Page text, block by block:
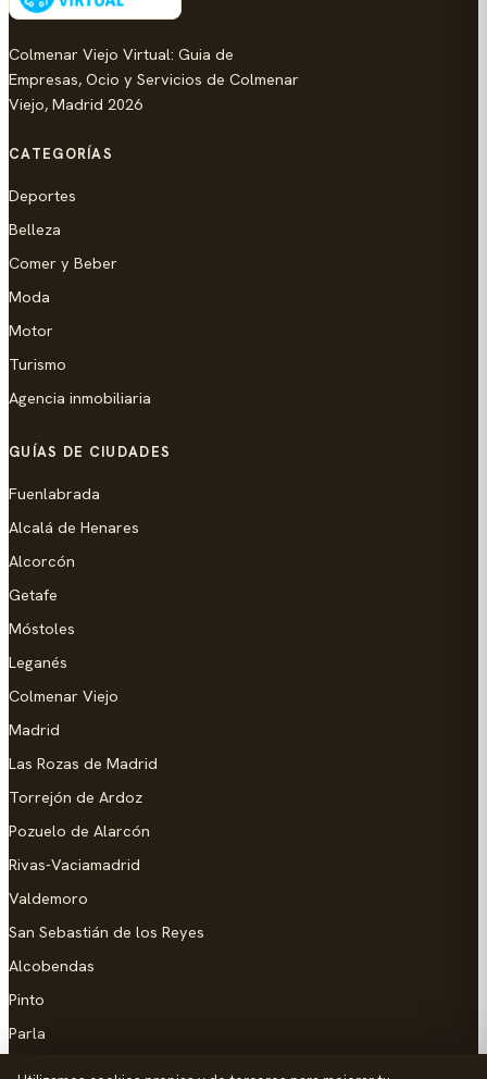
Colmenar Viejo Virtual: Guia de
Empresas, Ocio y Servicios de Colmenar
Viejo, Madrid 2026
CATEGORÍAS
Deportes
Belleza
Comer y Beber
Moda
Motor
Turismo
Agencia inmobiliaria
GUÍAS DE CIUDADES
Fuenlabrada
Alcalá de Henares
Alcorcón
Getafe
Móstoles
Leganés
Colmenar Viejo
Madrid
Las Rozas de Madrid
Torrejón de Ardoz
Pozuelo de Alarcón
Rivas-Vaciamadrid
Valdemoro
San Sebastián de los Reyes
Alcobendas
Pinto
Parla